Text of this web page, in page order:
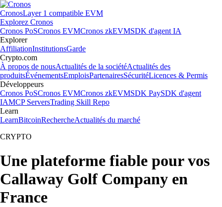
CronosLayer 1 compatible EVM
Explorez Cronos
Cronos PoSCronos EVMCronos zkEVMSDK d'agent IA
Explorer
AffiliationInstitutionsGarde
Crypto.com
À propos de nousActualités de la sociétéActualités des
produitsÉvénementsEmploisPartenairesSécuritéLicences & Permis
Développeurs
Cronos PoSCronos EVMCronos zkEVMSDK PaySDK d'agent
IAMCP ServersTrading Skill Repo
Learn
LearnBitcoinRechercheActualités du marché
CRYPTO
Une plateforme fiable pour vos
Callaway Golf Company en
France